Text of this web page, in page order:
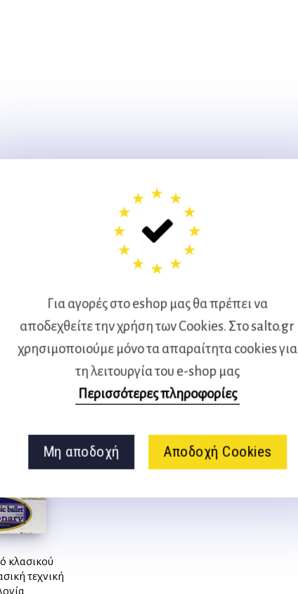
Για αγορές στο eshop μας θα πρέπει να
αποδεχθείτε την χρήση των Cookies. Στο salto.gr
χρησιμοποιούμε μόνο τα απαραίτητα cookies για
τη λειτουργία του e-shop μας
Περισσότερες πληροφορίες
Μη αποδοχή Αποδοχή Cookies
κλασικού
τεχνική